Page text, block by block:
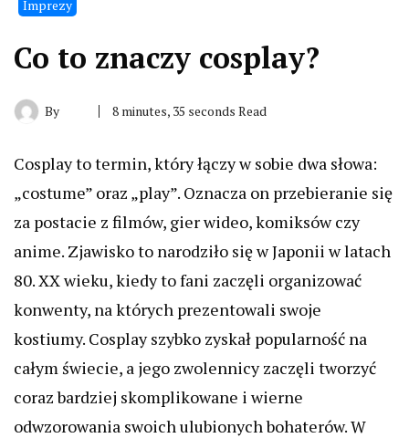
Imprezy
Co to znaczy cosplay?
By 8 minutes, 35 seconds Read
Cosplay to termin, który łączy w sobie dwa słowa:
„costume” oraz „play”. Oznacza on przebieranie się
za postacie z filmów, gier wideo, komiksów czy
anime. Zjawisko to narodziło się w Japonii w latach
80. XX wieku, kiedy to fani zaczęli organizować
konwenty, na których prezentowali swoje
kostiumy. Cosplay szybko zyskał popularność na
całym świecie, a jego zwolennicy zaczęli tworzyć
coraz bardziej skomplikowane i wierne
odwzorowania swoich ulubionych bohaterów. W